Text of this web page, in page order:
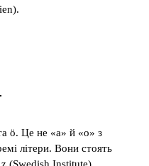
ö. Це не «a» й «o» з
літери. Вони стоять
z (Swedish Institute).